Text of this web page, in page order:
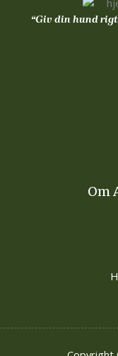
“Giv din hund
Om